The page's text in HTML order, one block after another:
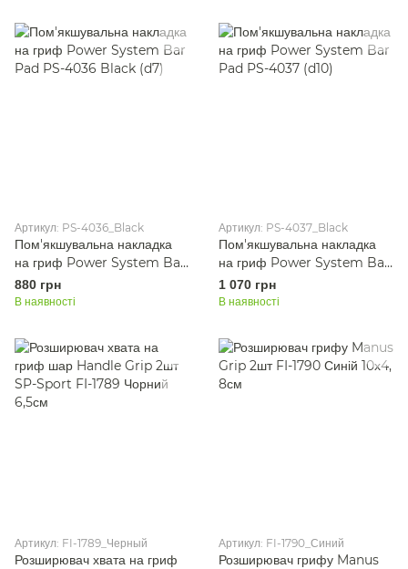
Артикул: PS-4036_Black
Пом'якшувальна накладка
на гриф Power System Bar
Pad PS-4036 Black (d7)
880 грн
В наявності
Артикул: PS-4037_Black
Пом'якшувальна накладка
на гриф Power System Bar
Pad PS-4037 (d10)
1 070 грн
В наявності
Артикул: FI-1789_Черный
Розширювач хвата на гриф
Артикул: FI-1790_Синий
Розширювач грифу Manus